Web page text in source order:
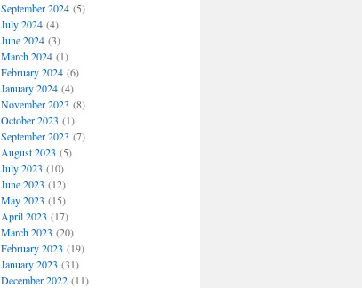
September 2024(5)
July 2024(4)
June 2024(3)
March 2024(1)
February 2024(6)
January 2024(4)
November 2023 (8)
October 2023 (1)
September 2023 (7)
August 2023 (5)
July 2023 (10)
June 2023 (12)
May 2023 (15)
April 2023 (17)
March 2023 (20)
February 2023 (19)
January 2023 (31)
December 2022(11)